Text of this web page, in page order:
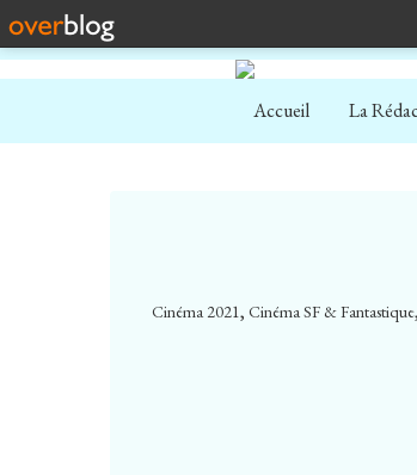
Accueil La
Cinéma 2021, Cinéma SF & Fantastique,